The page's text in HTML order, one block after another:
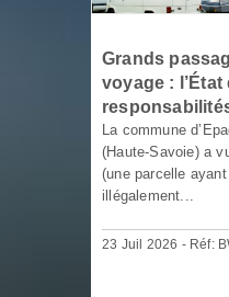
Grands
voyage :
La commune
(Haute-Savoie) a
(une parcelle
illégalement...
23 Juil 2026 - Réf: